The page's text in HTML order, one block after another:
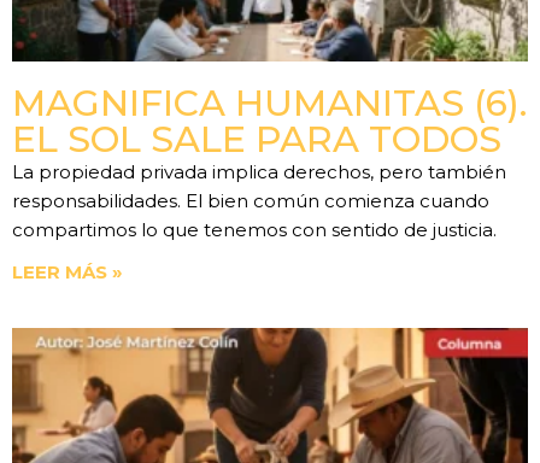
MAGNIFICA HUMANITAS (6).
EL SOL SALE PARA TODOS
La propiedad privada implica derechos, pero también
responsabilidades. El bien común comienza cuando
compartimos lo que tenemos con sentido de justicia.
LEER MÁS »